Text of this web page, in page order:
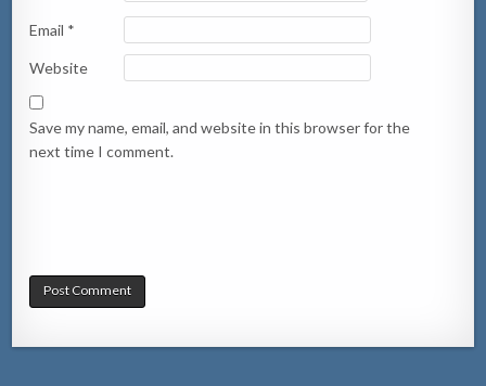
Email *
Website
Save my name, email, and website in this browser for the
next time I comment.